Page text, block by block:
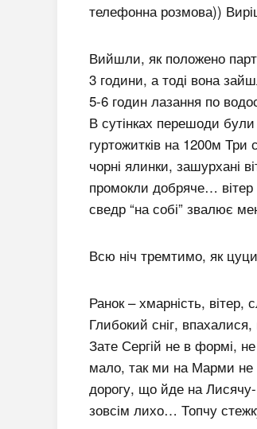
телефонна розмова))
Вийшли, як положено
3 години, а тоді вона
5-6 годин лазання по
В сутінках перешоди
гуртожитків на 1200м Три
чорні ялинки, зашурхані
промокли добряче…
сведр “на собі” звалює
Всю ніч тремтимо, як
Ранок – хмарність,
Глибокий сніг,
Зате Сергій не в формі,
мало, так ми на Марми
дорогу, що йде на Лисячу-
зовсім лихо… Топчу